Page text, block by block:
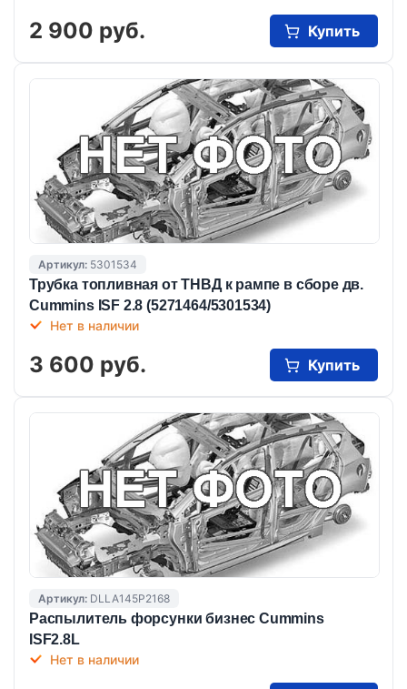
2 900 руб. Купить
Артикул: 5301534
Трубка топливная от ТНВД к рампе в сборе дв.
Cummins ISF 2.8 (5271464/5301534)
Нет в наличии
3 600 руб. Купить
Артикул: DLLA145P2168
Распылитель форсунки бизнес Cummins
ISF2.8L
Нет в наличии